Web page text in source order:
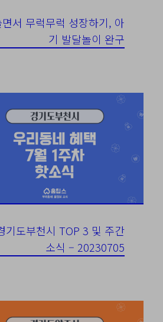
면서 무럭무럭 성장하기, 아
기 발달놀이 완구
기도부천시 TOP 3 및 주간
소식 – 20230705